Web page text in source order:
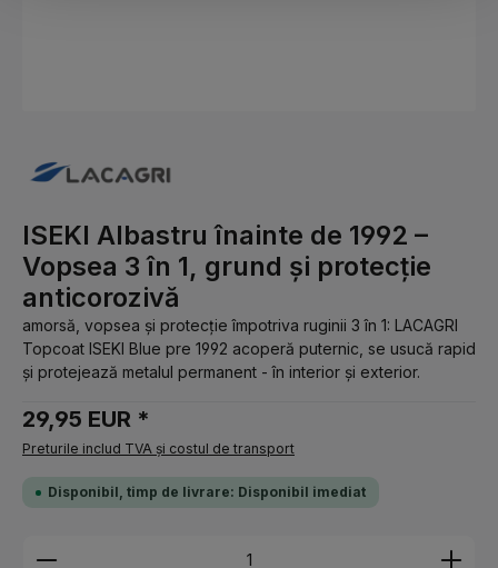
ISEKI Albastru înainte de 1992 –
Vopsea 3 în 1, grund și protecție
anticorozivă
amorsă, vopsea și protecție împotriva ruginii 3 în 1: LACAGRI
Topcoat ISEKI Blue pre 1992 acoperă puternic, se usucă rapid
și protejează metalul permanent - în interior și exterior.
29,95 EUR *
Preturile includ TVA și costul de transport
Disponibil, timp de livrare: Disponibil imediat
Cantitate produs: Introduceți cantitatea dorită